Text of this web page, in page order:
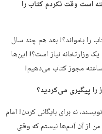
است وقت نکردم کتاب را
را بخواند؟! بعد هم چند سال
وزارتخانه نیاز است؟! این‌ها
پیگیری می‌کردید؟
نه برای بایگانی کردن! امام
از آن آدم‌ها نیستم که وقتی